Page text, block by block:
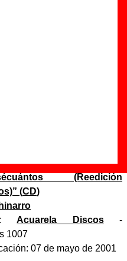
(Reedición
” (CD)
Acuarela Discos-
1007
07 de mayo de 2001